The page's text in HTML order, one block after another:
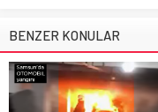
BENZER KONULAR